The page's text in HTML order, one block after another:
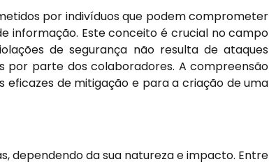
por indivíduos que podem comprometer
informação. Este conceito é crucial no campo
de segurança não resulta de ataques
por parte dos colaboradores. A compreensão
de mitigação e para a criação de uma
dependendo da sua natureza e impacto. Entre